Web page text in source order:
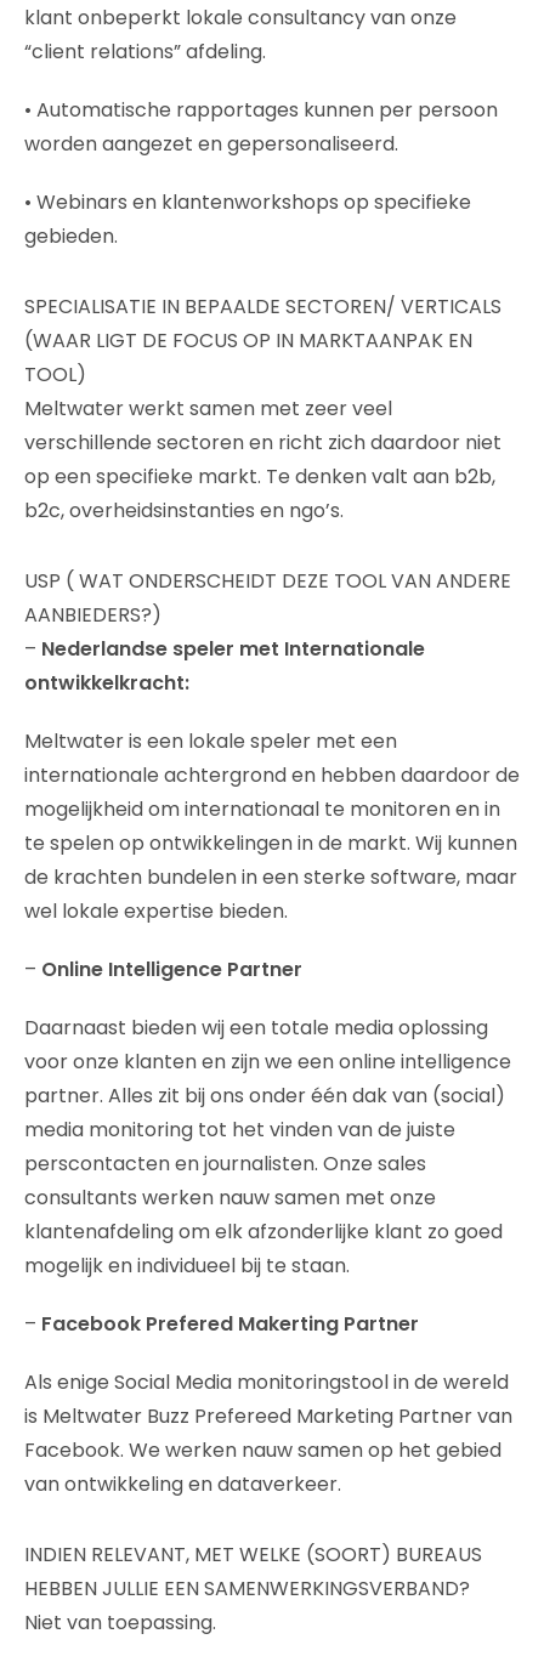
klant onbeperkt lokale consultancy van onze
“client relations” afdeling.
• Automatische rapportages kunnen per persoon
worden aangezet en gepersonaliseerd.
• Webinars en klantenworkshops op specifieke
gebieden.
SPECIALISATIE IN BEPAALDE SECTOREN/ VERTICALS
(WAAR LIGT DE FOCUS OP IN MARKTAANPAK EN
TOOL)
Meltwater werkt samen met zeer veel
verschillende sectoren en richt zich daardoor niet
op een specifieke markt. Te denken valt aan b2b,
b2c, overheidsinstanties en ngo’s.
USP ( WAT ONDERSCHEIDT DEZE TOOL VAN ANDERE
AANBIEDERS?)
– Nederlandse speler met Internationale
ontwikkelkracht:
Meltwater is een lokale speler met een
internationale achtergrond en hebben daardoor de
mogelijkheid om internationaal te monitoren en in
te spelen op ontwikkelingen in de markt. Wij kunnen
de krachten bundelen in een sterke software, maar
wel lokale expertise bieden.
– Online Intelligence Partner
Daarnaast bieden wij een totale media oplossing
voor onze klanten en zijn we een online intelligence
partner. Alles zit bij ons onder één dak van (social)
media monitoring tot het vinden van de juiste
perscontacten en journalisten. Onze sales
consultants werken nauw samen met onze
klantenafdeling om elk afzonderlijke klant zo goed
mogelijk en individueel bij te staan.
– Facebook Prefered Makerting Partner
Als enige Social Media monitoringstool in de wereld
is Meltwater Buzz Prefereed Marketing Partner van
Facebook. We werken nauw samen op het gebied
van ontwikkeling en dataverkeer.
INDIEN RELEVANT, MET WELKE (SOORT) BUREAUS
HEBBEN JULLIE EEN SAMENWERKINGSVERBAND?
Niet van toepassing.